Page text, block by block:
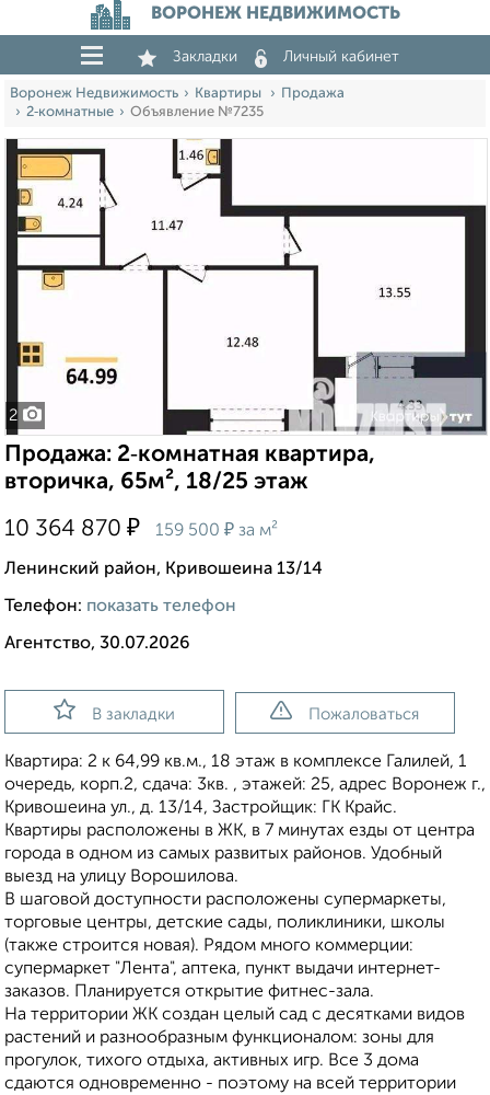
ВОРОНЕЖ НЕДВИЖИМОСТЬ
Закладки Личный кабинет
Воронеж Недвижимость Квартиры
Продажа
2‑комнатные
Объявление №7235
2
Продажа: 2‑комнатная квартира,
вторичка, 65м², 18/25 этаж
10 364 870 ₽ 159 500 ₽ за м²
Ленинский район, Кривошеина 13/14
Телефон: показать телефон
Агентство, 30.07.2026
В закладки Пожаловаться
Квартира: 2 к 64,99 кв.м., 18 этаж в комплексе Галилей, 1
очередь, корп.2, сдача: 3кв. , этажей: 25, адрес Воронеж г.,
Кривошеина ул., д. 13/14, Застройщик: ГК Крайс.
Квартиры расположены в ЖК, в 7 минутах езды от центра
города в одном из самых развитых районов. Удобный
выезд на улицу Ворошилова.
В шаговой доступности расположены супермаркеты,
торговые центры, детские сады, поликлиники, школы
(также строится новая). Рядом много коммерции:
супермаркет "Лента", аптека, пункт выдачи интернет-
заказов. Планируется открытие фитнес-зала.
На территории ЖК создан целый сад с десятками видов
растений и разнообразным функционалом: зоны для
прогулок, тихого отдыха, активных игр. Все 3 дома
сдаются одновременно - поэтому на всей территории